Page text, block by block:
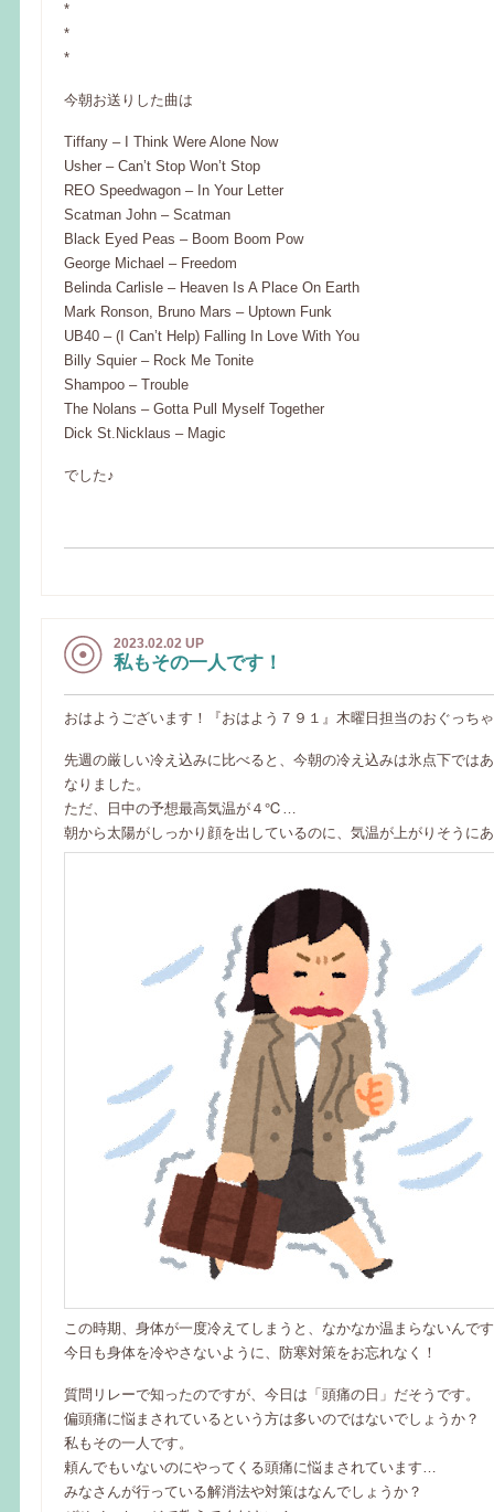
*
*
*
今朝お送りした曲は
Tiffany – I Think Were Alone Now
Usher – Can’t Stop Won’t Stop
REO Speedwagon – In Your Letter
Scatman John – Scatman
Black Eyed Peas – Boom Boom Pow
George Michael – Freedom
Belinda Carlisle – Heaven Is A Place On Earth
Mark Ronson, Bruno Mars – Uptown Funk
UB40 – (I Can’t Help) Falling In Love With You
Billy Squier – Rock Me Tonite
Shampoo – Trouble
The Nolans – Gotta Pull Myself Together
Dick St.Nicklaus – Magic
でした♪
2023.02.02 UP
私もその一人です！
おはようございます！『おはよう７９１』木曜日担当のおぐっち
先週の厳しい冷え込みに比べると、今朝の冷え込みは氷点下では
なりました。
ただ、日中の予想最高気温が４℃…
朝から太陽がしっかり顔を出しているのに、気温が上がりそうに
この時期、身体が一度冷えてしまうと、なかなか温まらないんで
今日も身体を冷やさないように、防寒対策をお忘れなく！
質問リレーで知ったのですが、今日は「頭痛の日」だそうです。
偏頭痛に悩まされているという方は多いのではないでしょうか？
私もその一人です。
頼んでもいないのにやってくる頭痛に悩まされています…
みなさんが行っている解消法や対策はなんでしょうか？